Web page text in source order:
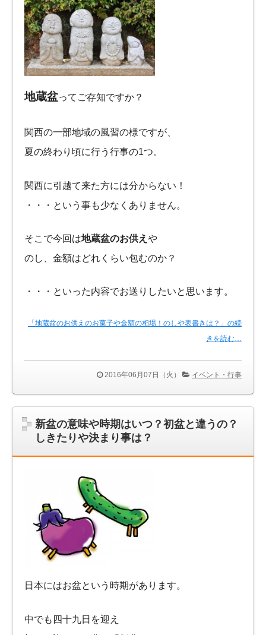
地蔵盆ってご存知ですか？
関西の一部地域の風習の様ですが、
夏の終わり頃に行う行事の1つ。
関西に引越て来た方には分からない！
・・・という事も少なくありません。
そこで今回は地蔵盆のお供え や
のし、金額はどれくらい包むのか？
・・・といった内容でお送りしたいと思います。
「地蔵盆のお供えのお菓子や金額の相場！のしや表書きは？」の続
きを読む…
2016年06月07日（火） イベント・行事
新盆の意味や時期はいつ？初盆と違うの？
しきたりや決まり事は？
日本にはお盆という時期があります。
中でも四十九日を迎え